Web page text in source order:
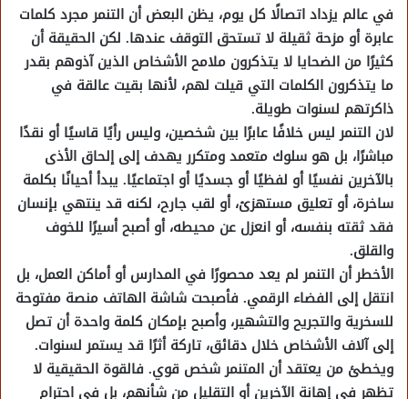
في عالم يزداد اتصالًا كل يوم، يظن البعض أن التنمر مجرد كلمات
عابرة أو مزحة ثقيلة لا تستحق التوقف عندها. لكن الحقيقة أن
كثيرًا من الضحايا لا يتذكرون ملامح الأشخاص الذين آذوهم بقدر
ما يتذكرون الكلمات التي قيلت لهم، لأنها بقيت عالقة في
ذاكرتهم لسنوات طويلة.
لان التنمر ليس خلافًا عابرًا بين شخصين، وليس رأيًا قاسيًا أو نقدًا
مباشرًا، بل هو سلوك متعمد ومتكرر يهدف إلى إلحاق الأذى
بالآخرين نفسيًا أو لفظيًا أو جسديًا أو اجتماعيًا. يبدأ أحيانًا بكلمة
ساخرة، أو تعليق مستهزئ، أو لقب جارح، لكنه قد ينتهي بإنسان
فقد ثقته بنفسه، أو انعزل عن محيطه، أو أصبح أسيرًا للخوف
والقلق.
الأخطر أن التنمر لم يعد محصورًا في المدارس أو أماكن العمل، بل
انتقل إلى الفضاء الرقمي. فأصبحت شاشة الهاتف منصة مفتوحة
للسخرية والتجريح والتشهير، وأصبح بإمكان كلمة واحدة أن تصل
إلى آلاف الأشخاص خلال دقائق، تاركة أثرًا قد يستمر لسنوات.
ويخطئ من يعتقد أن المتنمر شخص قوي. فالقوة الحقيقية لا
تظهر في إهانة الآخرين أو التقليل من شأنهم، بل في احترام